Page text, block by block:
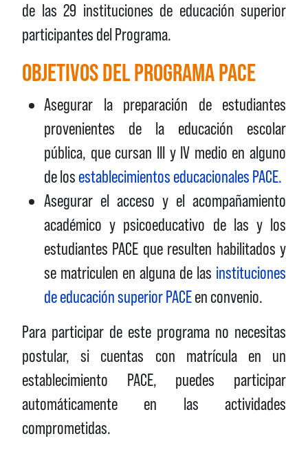
de las 29 instituciones de educación superior
participantes del Programa.
OBJETIVOS DEL PROGRAMA PACE
Asegurar la preparación de estudiantes
provenientes de la educación escolar
pública, que cursan III y IV medio en alguno
de los establecimientos educacionales PACE.
Asegurar el acceso y el acompañamiento
académico y psicoeducativo de las y los
estudiantes PACE que resulten habilitados y
se matriculen en alguna de las instituciones
de educación superior PACEen convenio.
Para participar de este programa no necesitas
postular, si cuentas con matrícula en un
establecimiento PACE, puedes participar
automáticamente en las actividades
comprometidas.